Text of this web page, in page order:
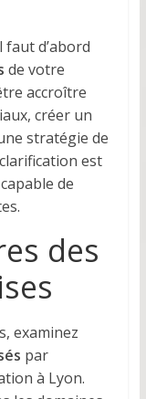
d’abord
de votre
accroître
créer un
stratégie de
est
de
des
examinez
par
à Lyon.